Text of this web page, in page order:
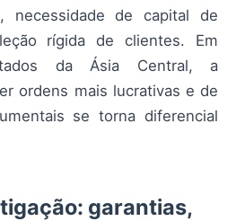
necessidade de capital de
rígida de clientes. Em
da Ásia Central, a
ordens mais lucrativas e de
se torna diferencial
garantias,